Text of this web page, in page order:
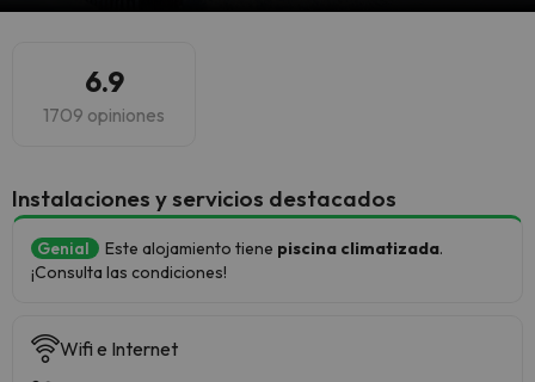
6.9
1709 opiniones
Instalaciones y servicios destacados
Genial Este alojamiento tiene piscina climatizada.
¡Consulta las condiciones!
Wifi e Internet